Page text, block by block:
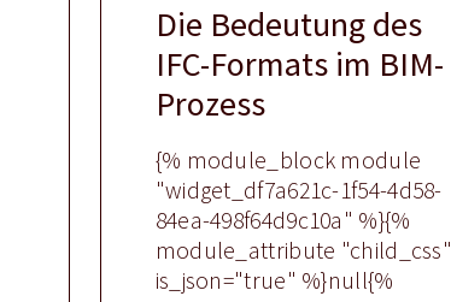
Die Bedeutung des
IFC-Formats im BIM-
Prozess
{% module_block module
"widget_df7a621c-1f54-4d58-
84ea-498f64d9c10a" %}{%
module_attribute "child_css"
is_json="true" %}null{%